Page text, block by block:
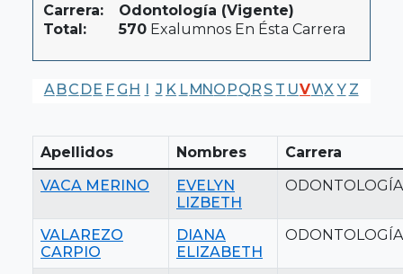
Carrera:
Odontología (Vigente)
Total:
570 Exalumnos En Ésta Carrera
A BC DE F G H I J K LMNO PQR S T UVWX Y Z
Apellidos Nombres
Carrera
VACA MERINO
EVELYN
LIZBETH
ODONTOLOGÍA
VALAREZO
CARPIO
DIANA
ELIZABETH
ODONTOLOGÍA